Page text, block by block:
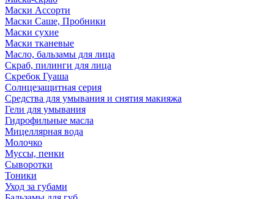
Маски Ассорти
Маски Саше, Пробники
Маски сухие
Маски тканевые
Масло, бальзамы для лица
Скраб, пилинги для лица
Скребок Гуаша
Солнцезащитная серия
Средства для умывания и снятия макияжа
Гели для умывания
Гидрофильные масла
Мицеллярная вода
Молочко
Муссы, пенки
Сыворотки
Тоники
Уход за губами